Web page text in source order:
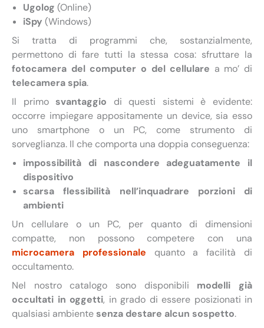
Ugolog (Online)
iSpy (Windows)
Si tratta di programmi che, sostanzialmente,
permettono di fare tutti la stessa cosa: sfruttare la
fotocamera del computer o del cellulare a mo’ di
telecamera spia.
Il primo svantaggio di questi sistemi è evidente:
occorre impiegare appositamente un device, sia esso
uno smartphone o un PC, come strumento di
sorveglianza. Il che comporta una doppia conseguenza:
impossibilità di nascondere adeguatamente il
dispositivo
scarsa flessibilità nell’inquadrare porzioni di
ambienti
Un cellulare o un PC, per quanto di dimensioni
compatte, non possono competere con una
microcamera professionale quanto a facilità di
occultamento.
Nel nostro catalogo sono disponibili modelli già
occultati in oggetti, in grado di essere posizionati in
qualsiasi ambiente senza destare alcun sospetto.